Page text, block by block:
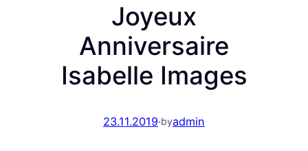
Joyeux
Anniversaire
Isabelle Images
23.11.2019·byadmin